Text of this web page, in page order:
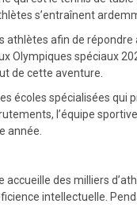
s’entraînent
athlètes afin de
spéciaux
de cette aventure.
écoles spécialisées
l’équipe sportive
année.
accueille des milliers
intellectuelle.